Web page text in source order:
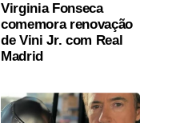
Virginia Fonseca
comemora renovação
de Vini Jr. com Real
Madrid